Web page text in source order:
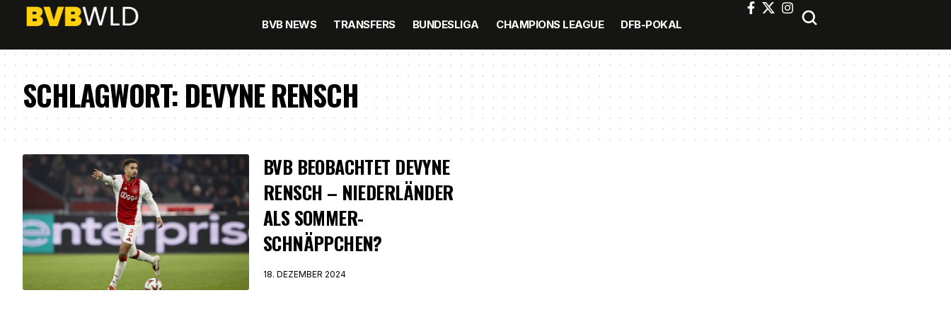
BVB NEWS TRANSFERS BUNDESLIGA CHAMPIONS LEAGUE DFB-POKAL
SCHLAGWORT:DEVYNE RENSCH
BVB BEOBACHTET DEVYNE
RENSCH – NIEDERLÄNDER
ALS SOMMER-
SCHNÄPPCHEN?
18. DEZEMBER 2024